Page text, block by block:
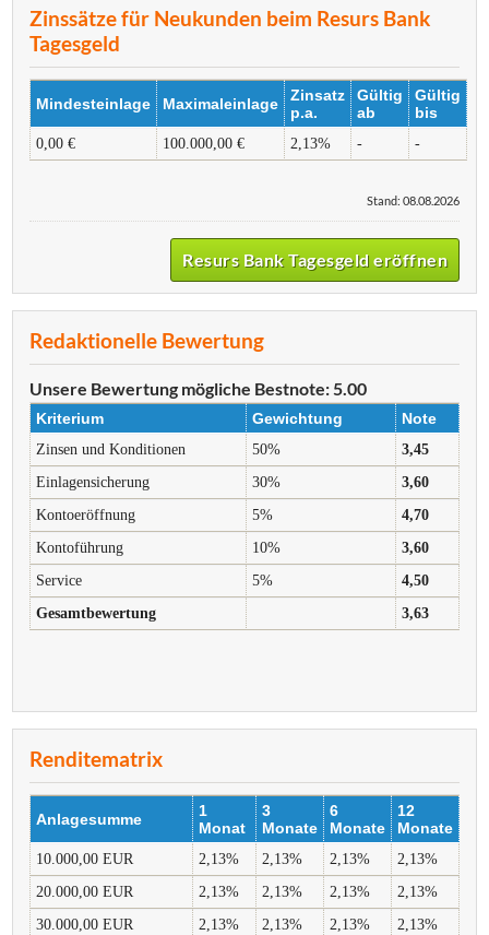
Zinssätze für Neukunden beim Resurs Bank
Tagesgeld
Mindesteinlage Maximaleinlage
Zinsatz
p.a.
Gültig
ab
Gültig
bis
0,00 € 100.000,00 € 2,13% - -
Stand: 08.08.2026
Resurs Bank Tagesgeld eröffnen
Redaktionelle Bewertung
Unsere Bewertung mögliche Bestnote: 5.00
Kriterium Gewichtung Note
Zinsen und Konditionen 50%
3,45
Einlagensicherung
30%
3,60
Kontoeröffnung
5%
4,70
Kontoführung
10%
3,60
Service
5%
4,50
Gesamtbewertung
3,63
Renditematrix
Anlagesumme
1
Monat
3
Monate
6
Monate
12
Monate
10.000,00 EUR 2,13% 2,13% 2,13%
2,13%
20.000,00 EUR
2,13% 2,13% 2,13%
2,13%
30.000,00 EUR
2,13% 2,13% 2,13% 2,13%